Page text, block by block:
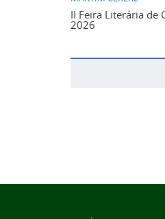
II Feira Literária de
2026